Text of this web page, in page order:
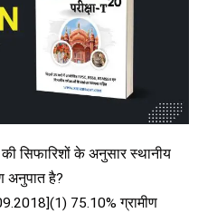
सिफारिशों के अनुसार स्थानीय
अनुपात है?
75.10% ग्रामीण